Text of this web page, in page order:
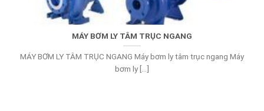
MÁY BƠM LY TÂM TRỤC NGANG
MÁY BƠM LY TÂM TRỤC NGANG Máy bơm ly tâm trục ngang Máy
bơm ly [...]